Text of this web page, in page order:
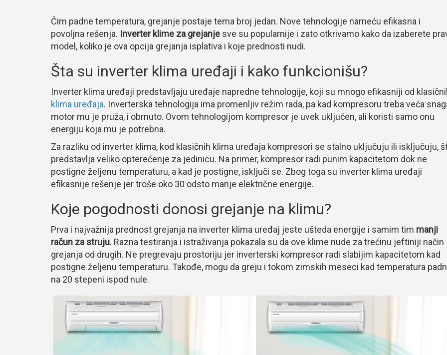
Čim padne temperatura, grejanje postaje tema broj jedan. Nove tehnologije nameću efikasna i
povoljna rešenja. Inverter klime za grejanje sve su popularnije i zato otkrivamo kako da izaberete
model, koliko je ova opcija grejanja isplativa i koje prednosti nudi.
Šta su inverter klima uređaji i kako funkcionišu?
Inverter klima uređaji predstavljaju uređaje napredne tehnologije, koji su mnogo efikasniji od
klima uređaja. Inverterska tehnologija ima promenljiv režim rada, pa kad kompresoru treba veća
motor mu je pruža, i obrnuto. Ovom tehnologijom kompresor je uvek uključen, ali koristi samo onu
energiju koja mu je potrebna.
Za razliku od inverter klima, kod klasičnih klima uređaja kompresori se stalno uključuju ili isključuju,
predstavlja veliko opterećenje za jedinicu. Na primer, kompresor radi punim kapacitetom dok ne
postigne željenu temperaturu, a kad je postigne, isključi se. Zbog toga su inverter klima uređaji
efikasnije rešenje jer troše oko 30 odsto manje električne energije.
Koje pogodnosti donosi grejanje na klimu?
Prva i najvažnija prednost grejanja na inverter klima uređaj jeste ušteda energije i samim tim manji
račun za struju. Razna testiranja i istraživanja pokazala su da ove klime nude za trećinu jeftiniji način
grejanja od drugih. Ne pregrevaju prostoriju jer inverterski kompresor radi slabijim kapacitetom kad
postigne željenu temperaturu. Takođe, mogu da greju i tokom zimskih meseci kad temperatura
na 20 stepeni ispod nule.